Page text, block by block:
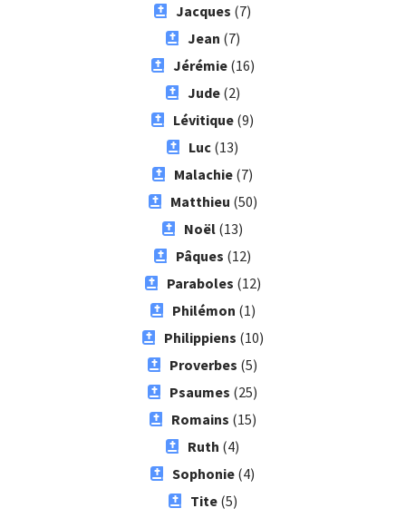
Jacques (7)
Jean (7)
Jérémie(16)
Jude(2)
Lévitique (9)
Luc (13)
Malachie (7)
Matthieu (50)
Noël (13)
Pâques (12)
Paraboles (12)
Philémon (1)
Philippiens (10)
Proverbes (5)
Psaumes (25)
Romains (15)
Ruth (4)
Sophonie (4)
Tite(5)